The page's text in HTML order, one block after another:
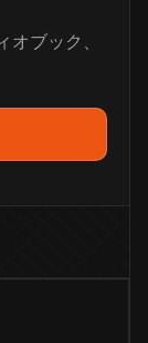
ブック、